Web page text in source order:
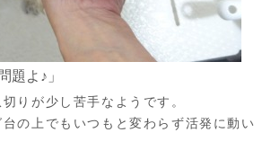
題よ♪」
りが少し苦手なようです。
の上でもいつもと変わらず活発に動い